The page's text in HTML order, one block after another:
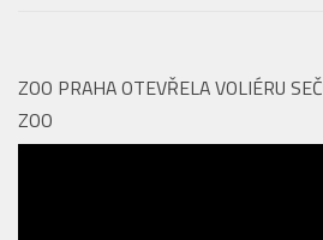
ZOO PRAHA OTEVŘELA VOLIÉRU
ZOO